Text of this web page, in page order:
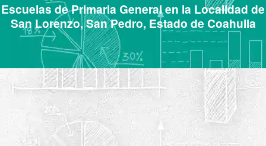
Escuelas de Primaria General en la Localidad de
San Lorenzo, San Pedro, Estado de Coahuila